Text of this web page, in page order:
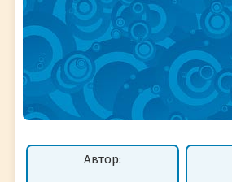
Автор: